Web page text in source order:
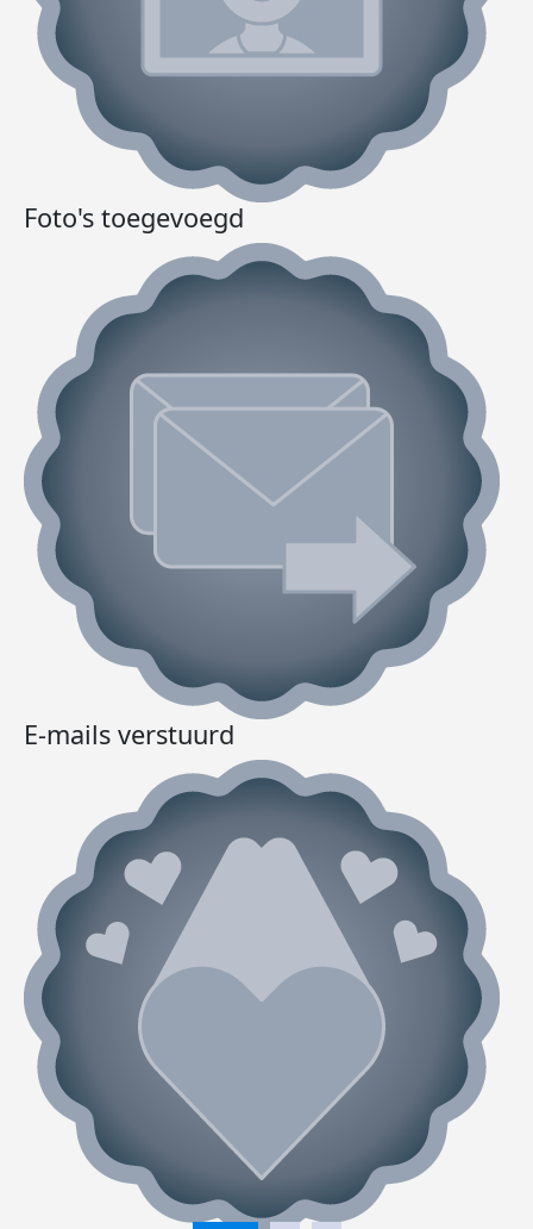
Foto's toegevoegd
E-mails verstuurd